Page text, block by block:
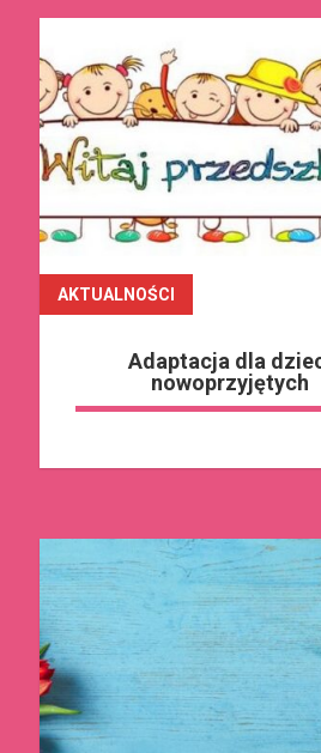
czytaj dalej
Adaptacja dla
nowoprzyjętych
AKTUALNOŚCI